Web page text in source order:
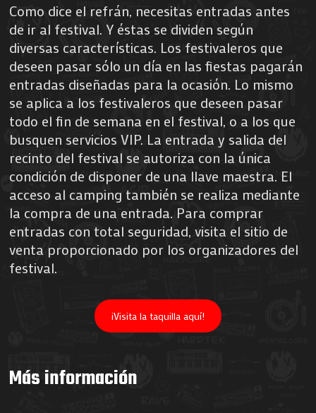
Como dice el refrán, necesitas entradas antes
de ir al festival. Y éstas se dividen según
diversas características. Los festivaleros que
deseen pasar sólo un día en las fiestas pagarán
entradas diseñadas para la ocasión. Lo mismo
se aplica a los festivaleros que deseen pasar
todo el fin de semana en el festival, o a los que
busquen servicios VIP. La entrada y salida del
recinto del festival se autoriza con la única
condición de disponer de una llave maestra. El
acceso al camping también se realiza mediante
la compra de una entrada. Para comprar
entradas con total seguridad, visita el sitio de
venta proporcionado por los organizadores del
festival.
¡Visita la taquilla aquí!
Más información